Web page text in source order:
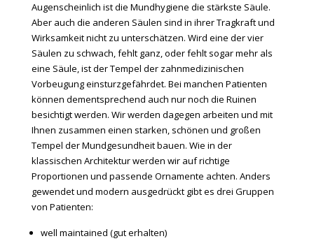
Augenscheinlich ist die Mundhygiene die stärkste Säule.
Aber auch die anderen Säulen sind in ihrer Tragkraft und
Wirksamkeit nicht zu unterschätzen. Wird eine der vier
Säulen zu schwach, fehlt ganz, oder fehlt sogar mehr als
eine Säule, ist der Tempel der zahnmedizinischen
Vorbeugung einsturzgefährdet. Bei manchen Patienten
können dementsprechend auch nur noch die Ruinen
besichtigt werden. Wir werden dagegen arbeiten und mit
Ihnen zusammen einen starken, schönen und großen
Tempel der Mundgesundheit bauen. Wie in der
klassischen Architektur werden wir auf richtige
Proportionen und passende Ornamente achten. Anders
gewendet und modern ausgedrückt gibt es drei Gruppen
von Patienten:
well maintained (gut erhalten)